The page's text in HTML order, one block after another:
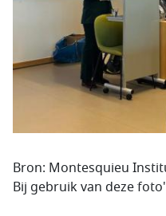
Bron: Montesquieu
Bij gebruik van deze